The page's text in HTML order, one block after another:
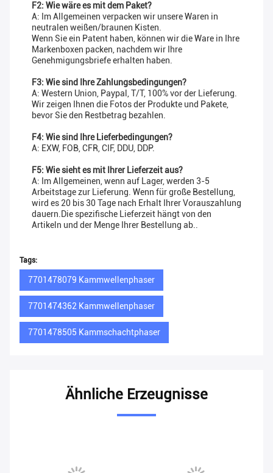
F2: Wie wäre es mit dem Paket?
A: Im Allgemeinen verpacken wir unsere Waren in
neutralen weißen/braunen Kisten.
Wenn Sie ein Patent haben, können wir die Ware in Ihre
Markenboxen packen, nachdem wir Ihre
Genehmigungsbriefe erhalten haben.
F3: Wie sind Ihre Zahlungsbedingungen?
A: Western Union, Paypal, T/T, 100% vor der Lieferung.
Wir zeigen Ihnen die Fotos der Produkte und Pakete,
bevor Sie den Restbetrag bezahlen.
F4: Wie sind Ihre Lieferbedingungen?
A: EXW, FOB, CFR, CIF, DDU, DDP.
F5: Wie sieht es mit Ihrer Lieferzeit aus?
A: Im Allgemeinen, wenn auf Lager, werden 3-5
Arbeitstage zur Lieferung. Wenn für große Bestellung,
wird es 20 bis 30 Tage nach Erhalt Ihrer Vorauszahlung
dauern.Die spezifische Lieferzeit hängt von den
Artikeln und der Menge Ihrer Bestellung ab..
Tags:
7701478079 Kammwellenphaser
7701474362 Kammwellenphaser
7701478505 Kammschachtphaser
Ähnliche Erzeugnisse